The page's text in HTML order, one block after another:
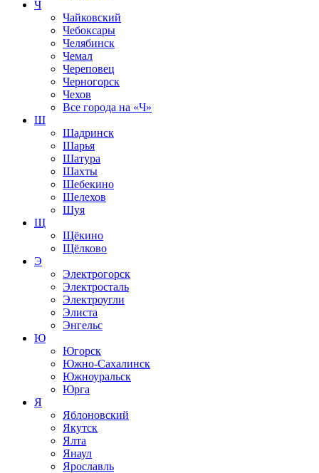
Ч
Чайковский
Чебоксары
Челябинск
Чемал
Череповец
Черногорск
Чехов
Все города на «Ч»
Ш
Шадринск
Шарья
Шатура
Шахты
Шебекино
Шелехов
Шуя
Щ
Щёкино
Щёлково
Э
Электрогорск
Электросталь
Электроугли
Элиста
Энгельс
Ю
Югорск
Южно-Сахалинск
Южноуральск
Юрга
Я
Яблоновский
Якутск
Ялта
Янаул
Ярославль